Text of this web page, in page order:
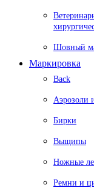
Шовный
Маркировка
Back
Аэрозоли
Бирки
Выщипы
Ножные
Ремни и